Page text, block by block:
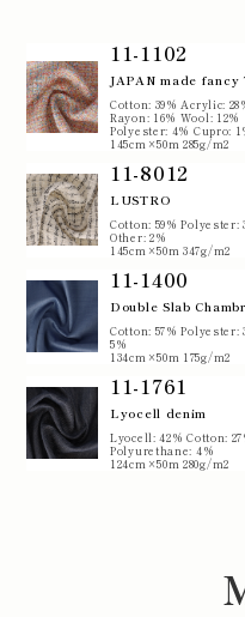
11-1102
JAPAN made
Cotton: 39% Acrylic:
Rayon: 16% Wool: 12%
Polyester: 4% Cupro:
145cm×50m 285g/m2
11-8012
LUSTRO
Cotton: 59% Polyester:
Other: 2%
145cm×50m 347g/m2
11-1400
Double Slab
Cotton: 57% Polyester:
5%
134cm×50m 175g/m2
11-1761
Lyocell denim
Lyocell: 42% Cotton:
Polyurethane: 4%
124cm×50m 280g/m2